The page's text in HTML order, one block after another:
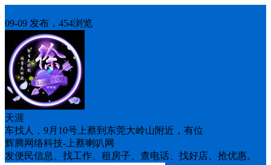
09-09 发布，454浏览
天涯
车找人，9月10号上蔡到东莞大岭山附近，有位
辉腾网络科技-上蔡喇叭网
发便民信息、找工作、租房子、查电话、找好店、抢优惠。